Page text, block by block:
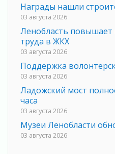
Награды нашли
03 августа 2026
Ленобласть повышает
труда в ЖКХ
03 августа 2026
Поддержка
03 августа 2026
Ладожский мост
часа
03 августа 2026
Музеи Ленобласти
03 августа 2026